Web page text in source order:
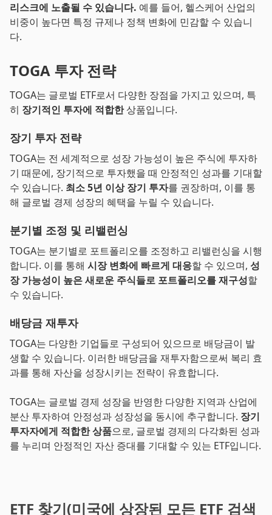
리스크에 노출될 수 있습니다. 예를 들어, 헬스케어 산업의
비중이 높다면 특정 규제나 정책 변화에 민감할 수 있습니
다.
TOGA 투자 전략
TOGA는 글로벌 ETF로서 다양한 장점을 가지고 있으며, 특
히 장기적인 투자에 적합한상품입니다.
장기 투자 전략
TOGA는 전 세계적으로 성장 가능성이 높은 주식에 투자하
기 때문에, 장기적으로 투자했을 때 안정적인 성과를 기대할
수 있습니다. 최소 5년 이상 장기 투자를 권장하며, 이를 통
해 글로벌 경제 성장의 혜택을 누릴 수 있습니다.
분기별 조정 및 리밸런싱
TOGA는 분기별로 포트폴리오를 조정하고 리밸런싱을 시행
합니다. 이를 통해 시장 변화에 빠르게 대응할 수 있으며, 성
장 가능성이 높은 새로운 주식들로 포트폴리오를 재구성할
수 있습니다.
배당금 재투자
TOGA는 다양한 기업들로 구성되어 있으므로 배당금이 발
생할 수 있습니다. 이러한 배당금을 재투자함으로써 복리 효
과를 통해 자산을 성장시키는 전략이 유효합니다.
TOGA는 글로벌 경제 성장을 반영한 다양한 지역과 산업에
분산 투자하여 안정성과 성장성을 동시에 추구합니다. 장기
투자자에게 적합한 상품으로, 글로벌 경제의 다각화된 성과
를 누리며 안정적인 자산 증대를 기대할 수 있는 ETF입니다.
ETF 찾기(미국에 상장된 모든 ETF 검색